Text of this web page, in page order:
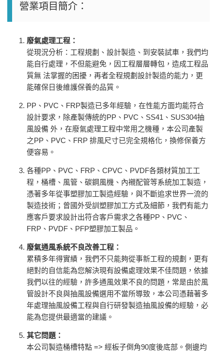
營業項目簡介：
廢氣處理工程：
從現況分析：工程規劃、設計製造、到安裝試車，我們均
能自行處理，不但能避免，因工程層層轉包，造成工程品
質無 法掌握的困擾，再者全程規劃設計製造的能力，更
能確保日後維護保養的品質。
PP、PVC、FRP製造已多年經驗，在性能方面均能符合
設計要求，除產製傳統的PP、PVC、SS41、SUS304抽
風設備 外，在廢氣處理工程中常用之機種，本公司產製
之PP、PVC、FRP 排風尺寸已完全規格化，換修保養方
便容易。
各種PP、PVC、 FRP 、 CPVC、PVDF各類材質加工工
程，桶槽、風管、碳鋼風機、內襯配管等系統加工製造，
憑著多年從事塑膠加工製造經驗，與不斷追求世界一流的
製造技術；曾國外受訓塑膠加工方式及細節，我們有能力
應客戶要求設計出符合客戶需求之各種PP、PVC、
FRP、PVDF、PFP塑膠加工製品。
廢氣通風系統不良改善工程：
累積多年得實績，我們不只能夠從事新工程的規劃，更有
絕對的自信能為您解決現有設備處理效果不佳問題，依據
我們以往的經驗，許多通風效果不良的問題，常是由於風
管設計不良與抽風設備選用不當所導致，本公司憑藉著多
年處理抽風設備工程與自行研發製造抽風設備的經驗，必
能為您提供最適當的建議。
其它問題：
本公司製造桶槽特點 => 經板子倒角90度後底部。側邊均